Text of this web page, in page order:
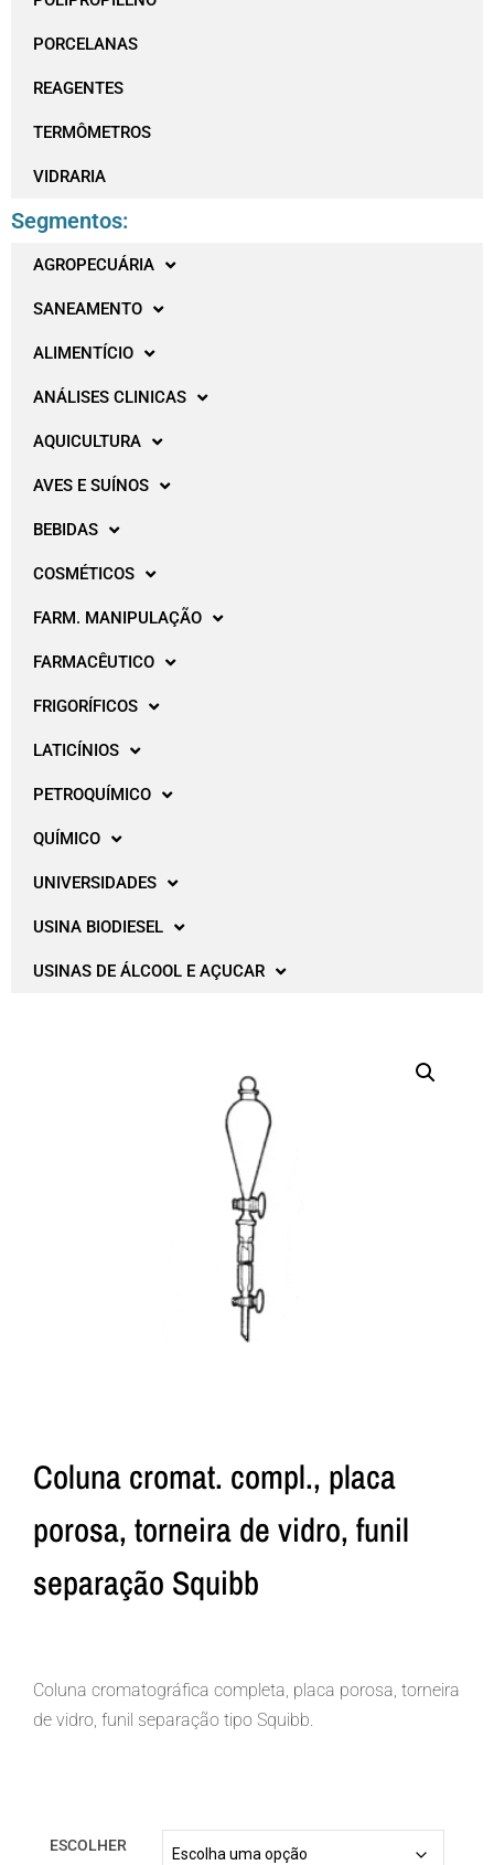
PORCELANAS
REAGENTES
TERMÔMETROS
VIDRARIA
Segmentos:
AGROPECUÁRIA
SANEAMENTO
ALIMENTÍCIO
ANÁLISES CLINICAS
AQUICULTURA
AVES E SUÍNOS
BEBIDAS
COSMÉTICOS
FARM. MANIPULAÇÃO
FARMACÊUTICO
FRIGORÍFICOS
LATICÍNIOS
PETROQUÍMICO
QUÍMICO
UNIVERSIDADES
USINA BIODIESEL
USINAS DE ÁLCOOL E AÇUCAR
Coluna cromat. compl., placa
porosa, torneira de vidro, funil
separação Squibb
Coluna cromatográfica completa, placa porosa, torneira
de vidro, funil separação tipo Squibb.
ESCOLHER